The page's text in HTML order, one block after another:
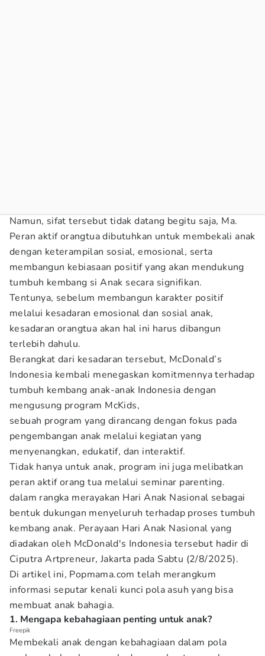
Namun, sifat tersebut tidak datang begitu saja, Ma.
Peran aktif orangtua dibutuhkan untuk membekali anak
dengan keterampilan sosial, emosional, serta
membangun kebiasaan positif yang akan mendukung
tumbuh kembang si Anak secara signifikan.
Tentunya, sebelum membangun karakter positif
melalui kesadaran emosional dan sosial anak,
kesadaran orangtua akan hal ini harus dibangun
terlebih dahulu.
Berangkat dari kesadaran tersebut, McDonald’s
Indonesia kembali menegaskan komitmennya terhadap
tumbuh kembang anak-anak Indonesia dengan
mengusung program McKids,
sebuah program yang dirancang dengan fokus pada
pengembangan anak melalui kegiatan yang
menyenangkan, edukatif, dan interaktif.
Tidak hanya untuk anak, program ini juga melibatkan
peran aktif orang tua melalui seminar parenting.
dalam rangka merayakan Hari Anak Nasional sebagai
bentuk dukungan menyeluruh terhadap proses tumbuh
kembang anak. Perayaan Hari Anak Nasional yang
diadakan oleh McDonald's Indonesia tersebut hadir di
Ciputra Artpreneur, Jakarta pada Sabtu (2/8/2025).
Di artikel ini, Popmama.com telah merangkum
informasi seputar kenali kunci pola asuh yang bisa
membuat anak bahagia.
1. Mengapa kebahagiaan penting untuk anak?
Freepik
Membekali anak dengan kebahagiaan dalam pola